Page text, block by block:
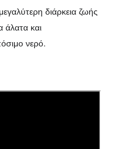
διάρκεια ζωής
άλατα και
νερό.